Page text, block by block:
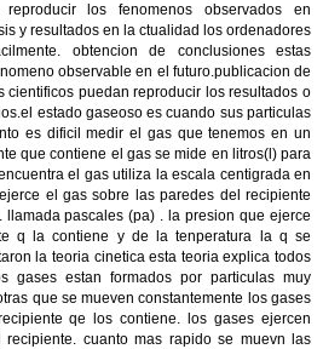
los fenomenos observados en
y resultados en la ctualidad los ordenadores
obtencion de conclusiones estas
observable en el futuro.publicacion de
cientificos puedan reproducir los resultados o
estado gaseoso es cuando sus particulas
es dificil medir el gas que tenemos en un
que contiene el gas se mide en litros(l) para
el gas utiliza la escala centigrada en
el gas sobre las paredes del recipiente
pascales (pa) . la presion que ejerce
q la contiene y de la tenperatura la q se
la teoria cinetica esta teoria explica todos
gases estan formados por particulas muy
que se mueven constantemente los gases
qe los contiene. los gases ejercen
cuanto mas rapido se muevn las